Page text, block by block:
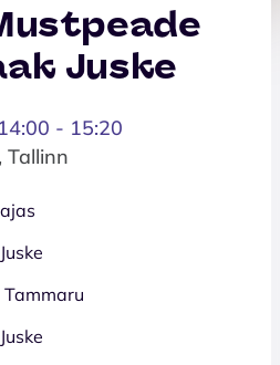
Juske
- 15:20
Tallinn